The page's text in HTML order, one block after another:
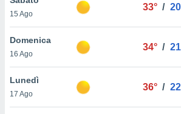
è
al sito
di
ci
di
15 Ago
33° /
Domenica
16 Ago
34° /
Lunedì
17 Ago
36° /